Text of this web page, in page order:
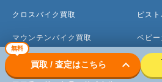
無料
買取 / 査定はこちら keyboard_arrow_down
クロスバイク買取
マウンテンバイク買取
電動アシスト自転車
ピス
ベビー